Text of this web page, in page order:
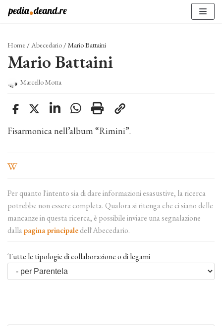
Vai
Home / Abecedario / Mario Battaini
Mario Battaini
Marcello Motta
Fisarmonica nell’album “Rimini”.
Per quanto l'intento sia di dare informazioni esasustive, la ricerca
potrebbe non essere completa. Qualora si ritenga che ci siano delle
mancanze in questa ricerca, è possibile inviare una segnalazione
dallapagina principaledell'Abecedario.
Tutte le tipologie di collaborazione o di legami